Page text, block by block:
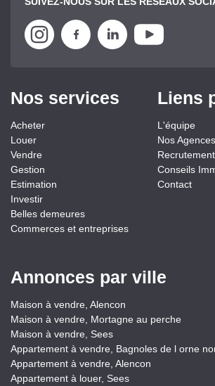
Nos services
Acheter
Louer
Vendre
Gestion
Estimation
Investir
Belles demeures
Commerces et entreprises
Liens
L'équipe
Nos Agences
Recrutement
Conseils
Contact
Annonces par ville
Maison à vendre, Alencon
Maison à vendre, Mortagne au perche
Maison à vendre, Sees
Appartement à vendre, Bagnoles de l orne
Appartement à vendre, Alencon
Appartement à louer, Sees